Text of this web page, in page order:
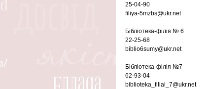
25-04-90
filiya-5mzbs@ukr.net
Бібліотека-філія № 6
22-25-68
biblio6sumy@ukr.net
Бібліотека-філія №7
62-93-04
biblioteka_filial_7@ukr.net